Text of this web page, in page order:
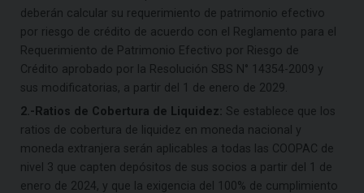
deberán calcular su requerimiento de patrimonio efectivo
por riesgo de crédito de acuerdo con el Reglamento para el
Requerimiento de Patrimonio Efectivo por Riesgo de
Crédito aprobado por la Resolución SBS N° 14354-2009 y
sus modificatorias, a partir del 1 de enero de 2029.
2.-Ratios de Cobertura de Liquidez: Se establece que los
ratios de cobertura de liquidez en moneda nacional y
moneda extranjera serán aplicables a todas las COOPAC de
nivel 3 que capten depósitos de sus socios a partir del 1 de
enero de 2024, y que la exigencia del 100% de cumplimiento